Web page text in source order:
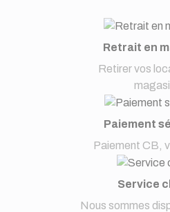
Retrait en
Retirer vos
Paiement
Paiement CB,
Service
Nous sommes